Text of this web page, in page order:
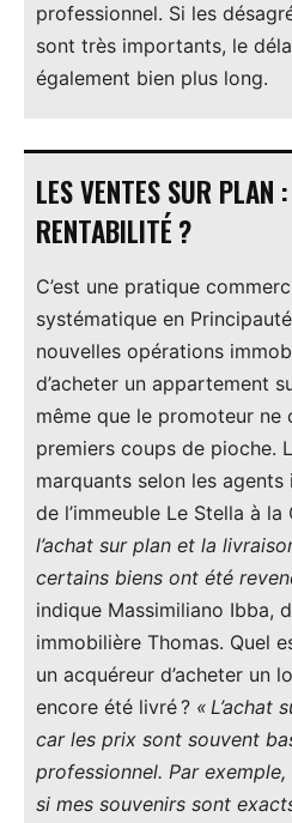
professionnel. Si les
sont très importants, le
également bien plus long.
LES VENTES SUR PLAN
RENTABILITÉ ?
C’est une pratique
systématique en
nouvelles opérations
d’acheter un appartement
même que le promoteur ne
premiers coups de pioche.
marquants selon les
de l’immeuble Le Stella à la
l’achat sur plan et la
certains biens ont été
indique Massimiliano Ibba,
immobilière Thomas. Quel
un acquéreur d’acheter un
encore été livré ? « L’achat
car les prix sont souvent
professionnel. Par
si mes souvenirs sont